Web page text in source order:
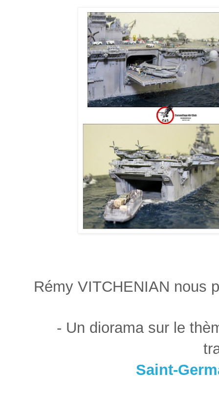
Rémy VITCHENIAN nous
- Un diorama sur le
Saint-